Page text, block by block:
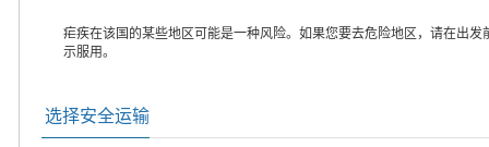
疟疾在该国的某些地区可能是一种风险。如果您要去危险地区，请在出
示服用。
选择安全运输